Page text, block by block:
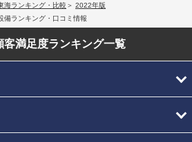
海ランキング・比較
2022年版
備ランキング・口コミ情報
客満足度ランキング一覧